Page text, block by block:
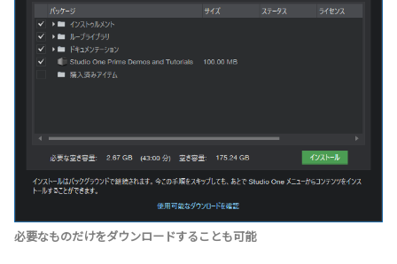
必要なものだけをダウンロードすることも可能